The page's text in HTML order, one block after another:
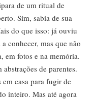
de um ritual de
Sim, sabia de sua
do que isso: já ouviu
conhecer, mas que não
em fotos e na memória.
de parentes.
em casa para fugir de
inteiro. Mas até agora